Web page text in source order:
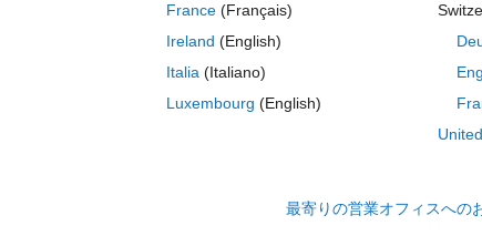
。
共有 サイ
France (Français)
Ireland (English)
Italia (Italiano)
Luxembourg (English)
最寄りの営業オフィスへの